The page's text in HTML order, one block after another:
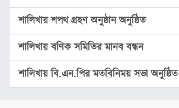
সাহিত্য
ও
সংস্কৃতি
অন্যরকম
শালিখায় শপথ গ্রহণ অনুষ্ঠান অনুষ্ঠিত
শালিখায়‌ বণিক সমিতির মানব বন্ধন
শালিখায় বি.এন.পির মতবিনিময় সভা অনুষ্ঠিত